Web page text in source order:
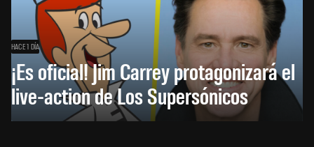
HACE 1 DÍA
¡Es oficial! Jim Carrey protagonizará el
live-action de Los Supersónicos